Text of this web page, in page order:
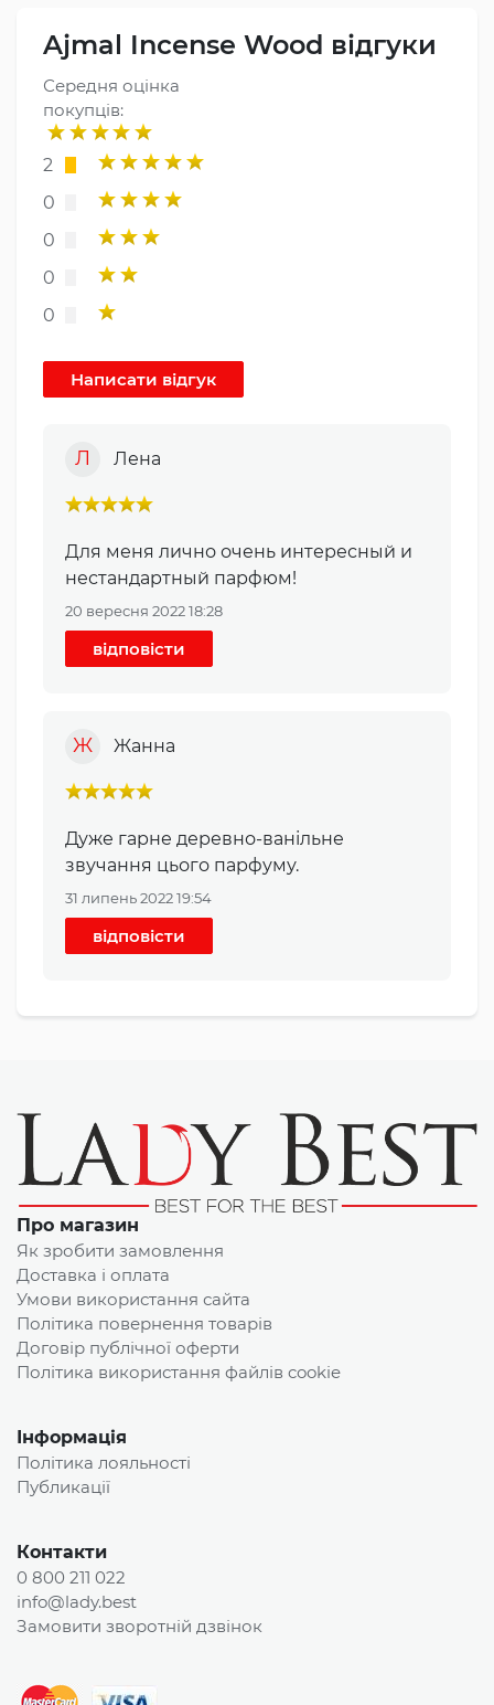
Ajmal Incense Wood відгуки
Середня оцінка
покупців:
2
0
0
0
0
Л Лена
Для меня лично очень интересный и
нестандартный парфюм!
20 вересня 2022 18:28
відповісти
Ж Жанна
Дуже гарне деревно-ванільне
звучання цього парфуму.
31 липень 2022 19:54
відповісти
Про магазин
Як зробити замовлення
Доставка і оплата
Умови використання сайта
Політика повернення товарів
Договір публічної оферти
Політика використання файлів cookie
Інформація
Політика лояльності
Публикації
Контакти
0 800 211 022
info@lady.best
Замовити зворотній дзвінок